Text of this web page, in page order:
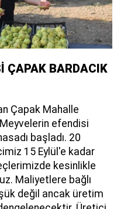
ÇAPAK BARDACIK
Çapak Mahalle
efendisi
başladı. 20
15 Eylül'e kadar
kesinlikle
Maliyetlere bağlı
değil ancak üretim